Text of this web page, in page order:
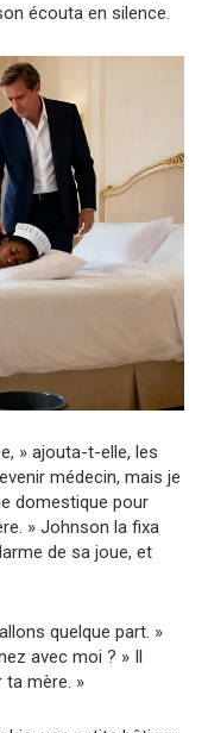
écouta en silence.
» ajouta-t-elle, les
médecin, mais je
domestique pour
» Johnson la fixa
de sa joue, et
quelque part. »
avec moi ? » Il
ta mère. »